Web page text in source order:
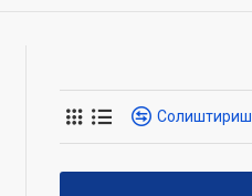
Солиштириш